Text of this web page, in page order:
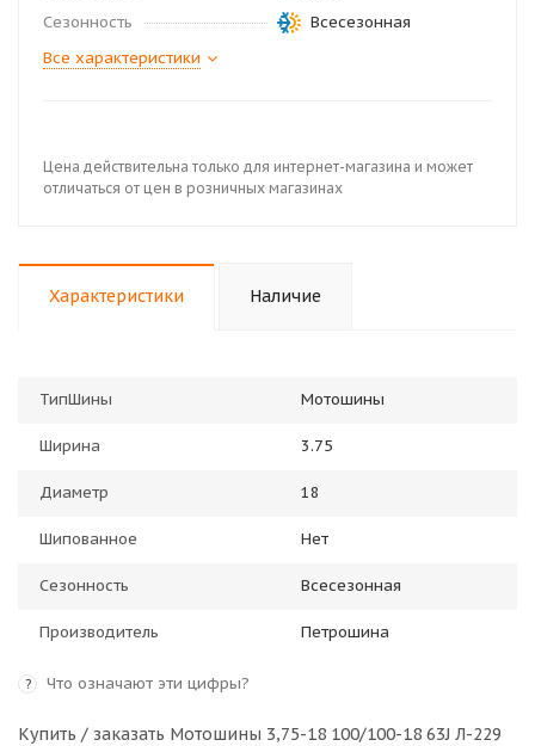
Сезонность
Всесезонная
Все характеристики
Цена действительна только для интернет-магазина и может
отличаться от цен в розничных магазинах
Характеристики Наличие
ТипШины Мотошины
Ширина 3.75
Диаметр 18
Шипованное Нет
Сезонность Всесезонная
Производитель Петрошина
? Что означают эти цифры?
Купить / заказать Мотошины 3,75-18 100/100-18 63J Л-229